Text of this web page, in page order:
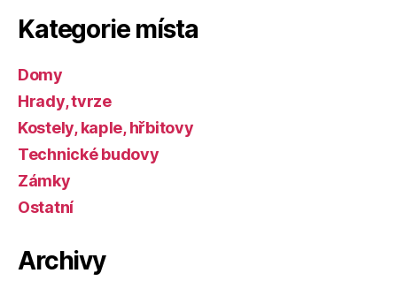
Kategorie místa
Domy
Hrady, tvrze
Kostely, kaple, hřbitovy
Technické budovy
Zámky
Ostatní
Archivy